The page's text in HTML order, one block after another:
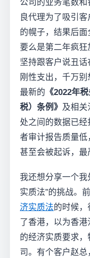
公司的业务笔数
良代理为了吸引
的幌子，结果后面
要么是第二年疯狂
坚持跟客户说丑
刚性支出，千万
最新的 《2022年
税）条例》 及相关
处之间的数据已
者审计报告质量
甚至会被起诉，最
我还想分享一个我
实质法”的挑战。
济实质法的时候，
了香港，以为香
的经济实质要求
司。有个客户赵